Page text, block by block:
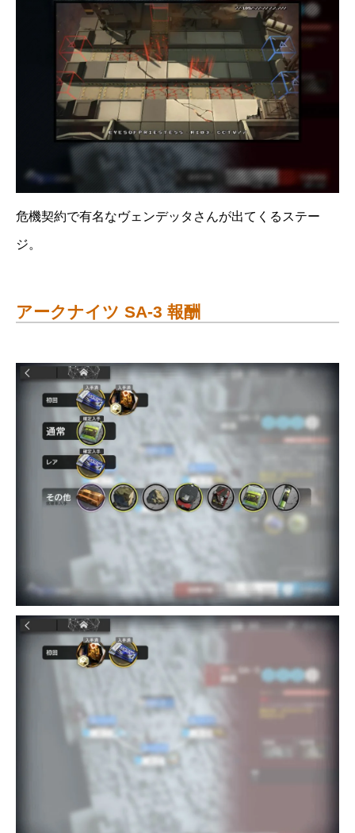
危機契約で有名なヴェンデッタさんが出てくるステー
ジ。
アークナイツ SA-3 報酬